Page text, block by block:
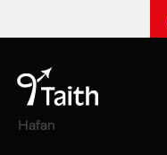
Hafan